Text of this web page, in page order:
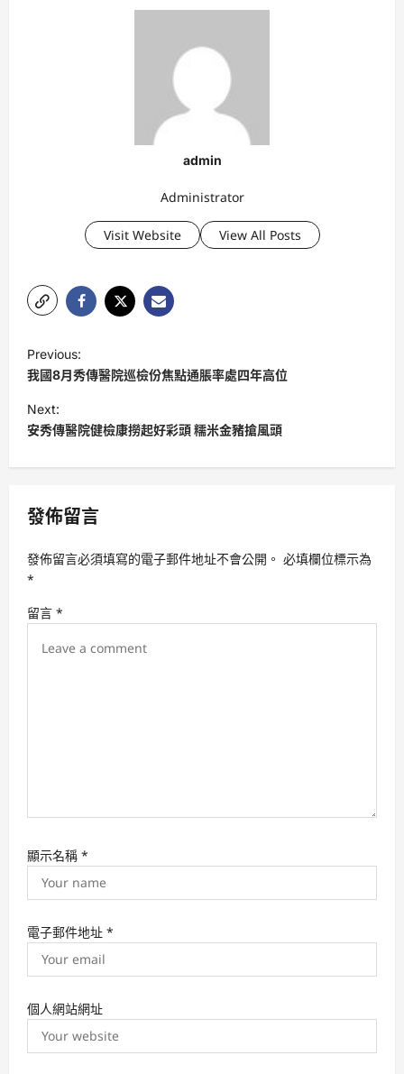
admin
Administrator
Visit Website View All Posts
o
s
t
v
g
t
Previous:
我國8月秀傳醫院巡檢份焦點通脹率處四年高位
Next:
安秀傳醫院健檢康撈起好彩頭 糯米金豬搶風頭
發佈留言
發佈留言必須填寫的電子郵件地址不會公開。 必填欄位標示為
*
留言 *
顯示名稱 *
電子郵件地址 *
個人網站網址